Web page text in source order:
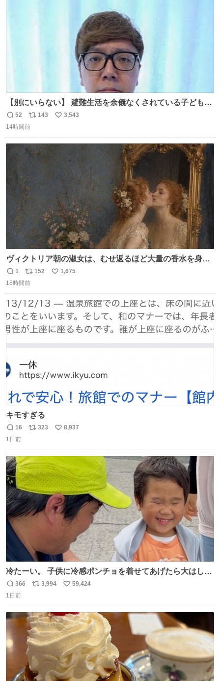
【別にいらない】 避難生活を余儀なくされている子どもた
ちのためにヒカキンボックス1000個を寄付させていただき
ました
返
信
52
リ
ポ
ト
143
い
3,543
14時間前
ヴィクトリア朝の淑女は、むせ返るほど大量の香水を身に
つけるものではないとされていた。それでも香水は、髪や
肌の手入れと同じくらい、ヴィクトリア朝の女性達の美容
が知る香水よりも単純な組成で、その大部分は薔薇、菫、
ベルガモット、
返
信
1
リ
ポ
ト
数
152
い
数
1,675
18時間前
キモすぎる
返
信
16
リ
ト
数
323
い
数
8,937
1日前
冷たーい。 子供に冷感ポンチョを着せてあげたら大はしゃ
ぎで喜んでくれました。 こんな素敵な代物を提供してくれ
た山口県の恩師に感謝。
返
信
366
リ
ト
数
3,994
い
数
59,424
1日前